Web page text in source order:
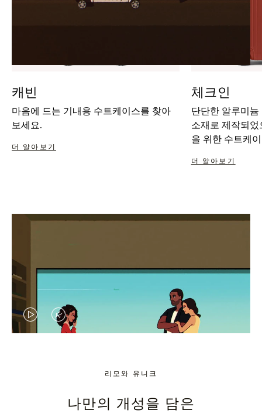
캐빈
마음에 드는 기내용 수트케이스를 찾아
보세요.
더 알아보기
체크인
단단한 알루미
소재로 제작되
을 위한 수트케
더 알아보기
VIDEO
PRESS
VIDEO
MUTED,
PRESS
리모와 유니크
나만의 개성을 담은